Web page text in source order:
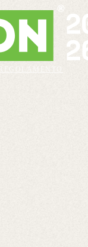
REGOLAMENTO